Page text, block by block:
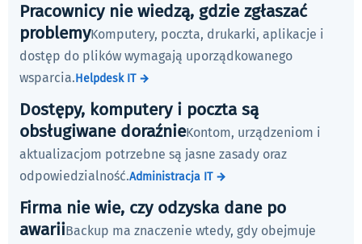
Pracownicy nie wiedzą, gdzie zgłaszać
problemyKomputery, poczta, drukarki, aplikacje i
dostęp do plików wymagają uporządkowanego
wsparcia.Helpdesk IT →
Dostępy, komputery i poczta są
obsługiwane doraźnieKontom, urządzeniom i
aktualizacjom potrzebne są jasne zasady oraz
odpowiedzialność.Administracja IT →
Firma nie wie, czy odzyska dane po
awariiBackup ma znaczenie wtedy, gdy obejmuje